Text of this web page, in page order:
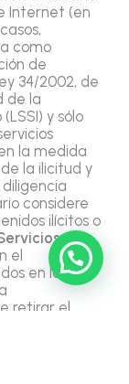
Internet (en
como
de
34/2002, de
de la
y sólo
la medida
la ilicitud y
considere
ilícitos o
el
en la
retirar el